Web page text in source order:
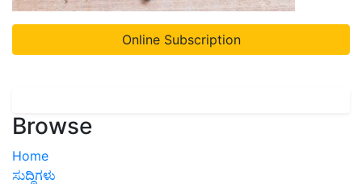
Online Subscription
Browse
Home
ಸುದ್ದಿಗಳು